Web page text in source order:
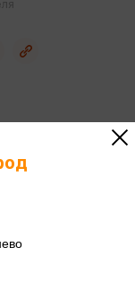
50C01G720W